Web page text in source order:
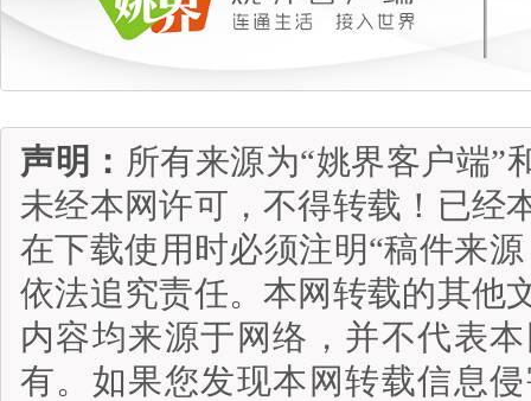
声明： 所有来源为“姚界客户端”
未经本网许可，不得转载！已经
在下载使用时必须注明“稿件来
依法追究责任。本网转载的其他
内容均来源于网络，并不代表
有。如果您发现本网转载信息